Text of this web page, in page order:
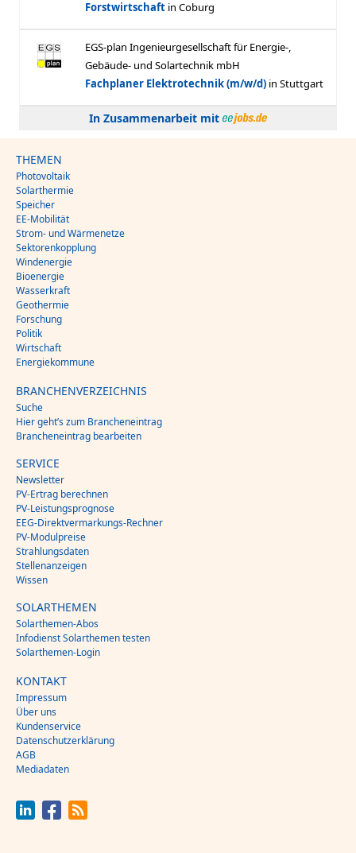
In Zusammenarbeit mit
THEMEN
Photovoltaik
Solarthermie
Speicher
EE-Mobilität
Strom- und Wärmenetze
Sektorenkopplung
Windenergie
Bioenergie
Wasserkraft
Geothermie
Forschung
Politik
Wirtschaft
Energiekommune
BRANCHENVERZEICHNIS
Suche
Hier geht’s zum Brancheneintrag
Brancheneintrag bearbeiten
SERVICE
Newsletter
PV-Ertrag berechnen
PV-Leistungsprognose
EEG-Direktvermarkungs-Rechner
PV-Modulpreise
Strahlungsdaten
Stellenanzeigen
Wissen
SOLARTHEMEN
Solarthemen-Abos
Infodienst Solarthemen testen
Solarthemen-Login
KONTAKT
Impressum
Über uns
Kundenservice
Datenschutzerklärung
AGB
Mediadaten